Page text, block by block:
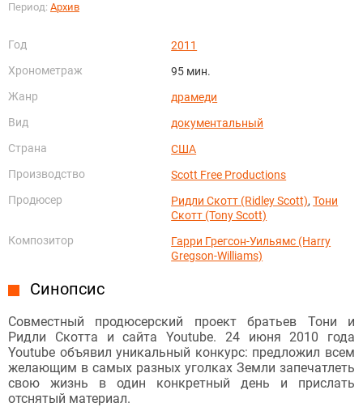
Период: Архив
Год
2011
Хронометраж
95 мин.
Жанр
драмеди
Вид
документальный
Страна
США
Производство
Scott Free Productions
Продюсер
Ридли Скотт (Ridley Scott),Тони
Скотт (Tony Scott)
Композитор
Гарри Грегсон-Уильямс (Harry
Gregson-Williams)
Синопсис
Совместный продюсерский проект братьев Тони и
Ридли Скотта и сайта Youtube. 24 июня 2010 года
Youtube объявил уникальный конкурс: предложил всем
желающим в самых разных уголках Земли запечатлеть
свою жизнь в один конкретный день и прислать
отснятый материал.